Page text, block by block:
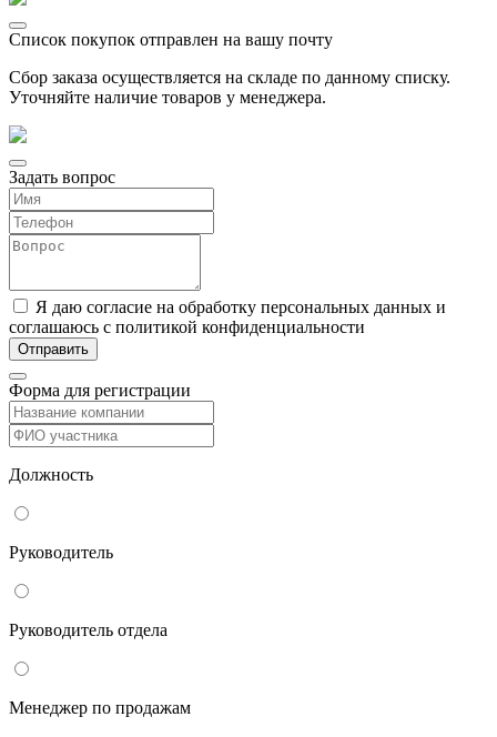
Список покупок отправлен на вашу почту
Сбор заказа осуществляется на складе по данному списку.
Уточняйте наличие товаров у менеджера.
Задать вопрос
Я даю согласие на обработку персональных данных и
соглашаюсь с политикой конфиденциальности
Форма для регистрации
Должность
Руководитель
Руководитель отдела
Менеджер по продажам